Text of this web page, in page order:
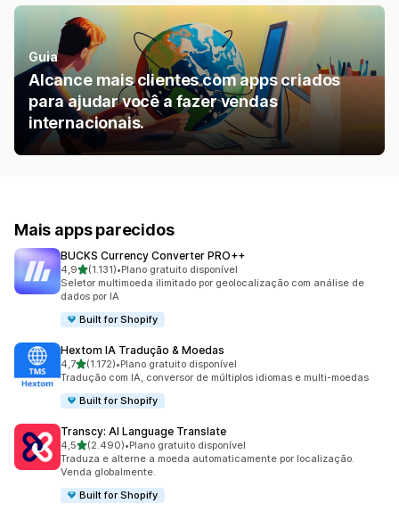
Guia
Alcance mais clientes com apps criados
para ajudar você a fazer vendas
internacionais.
Mais apps parecidos
BUCKS Currency Converter PRO++
4,9de 5 estrelas
(1.131)
1131 avaliações ao todo
•Plano gratuito disponível
Seletor multimoeda ilimitado por geolocalização com análise de
dados por IA
Built for Shopify
Hextom IA Tradução & Moedas
4,7de 5 estrelas
(1.172)
1172 avaliações ao todo
•Plano gratuito disponível
Tradução com IA, conversor de múltiplos idiomas e multi-moedas
Built for Shopify
Transcy: AI Language Translate
4,5de 5 estrelas
(2.490)
2490 avaliações ao todo
•Plano gratuito disponível
Traduza e alterne a moeda automaticamente por localização.
Venda globalmente.
Built for Shopify